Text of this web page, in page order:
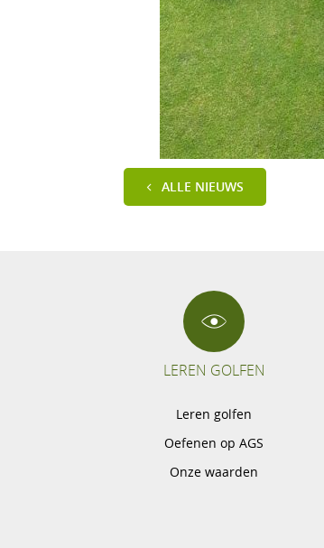
ALLE NIEUWS
LEREN GOLFEN
Leren golfen
Oefenen op AGS
Onze waarden